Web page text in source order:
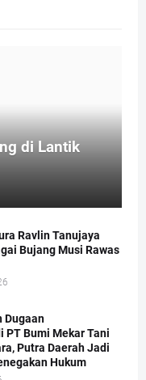
di Lantik
Ravlin Tanujaya
Bujang Musi Rawas
Dugaan
PT Bumi Mekar Tani
Putra Daerah Jadi
Hukum